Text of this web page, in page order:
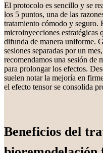
El protocolo es sencillo y se
los 5 puntos, una de las
tratamiento cómodo y seguro.
microinyecciones estratégicas
difunda de manera uniforme.
sesiones separadas por un
recomendamos una sesión de
para prolongar los efectos.
suelen notar la mejoría en
el efecto tensor se consolida
Beneficios del